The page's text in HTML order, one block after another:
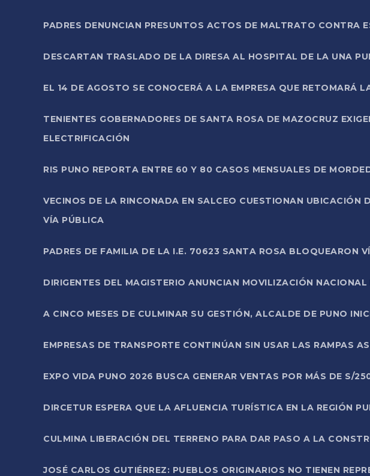
PADRES DENUNCIAN PRESUNTOS ACTOS DE MALTRATO CONTRA
DESCARTAN TRASLADO DE LA DIRESA AL HOSPITAL DE LA UNA
EL 14 DE AGOSTO SE CONOCERÁ A LA EMPRESA QUE RETOMARÁ
TENIENTES GOBERNADORES DE SANTA ROSA DE MAZOCRUZ
ELECTRIFICACIÓN
RIS PUNO REPORTA ENTRE 60 Y 80 CASOS MENSUALES DE
VECINOS DE LA RINCONADA EN SALCEO CUESTIONAN
VÍA PÚBLICA
PADRES DE FAMILIA DE LA I.E. 70623 SANTA ROSA BLOQUEARON
DIRIGENTES DEL MAGISTERIO ANUNCIAN MOVILIZACIÓN
A CINCO MESES DE CULMINAR SU GESTIÓN, ALCALDE DE PUNO
EMPRESAS DE TRANSPORTE CONTINÚAN SIN USAR LAS RAMPAS
EXPO VIDA PUNO 2026 BUSCA GENERAR VENTAS POR MÁS DE S/
DIRCETUR ESPERA QUE LA AFLUENCIA TURÍSTICA EN LA REGIÓN
CULMINA LIBERACIÓN DEL TERRENO PARA DAR PASO A LA
JOSÉ CARLOS GUTIÉRREZ: PUEBLOS ORIGINARIOS NO TIENEN